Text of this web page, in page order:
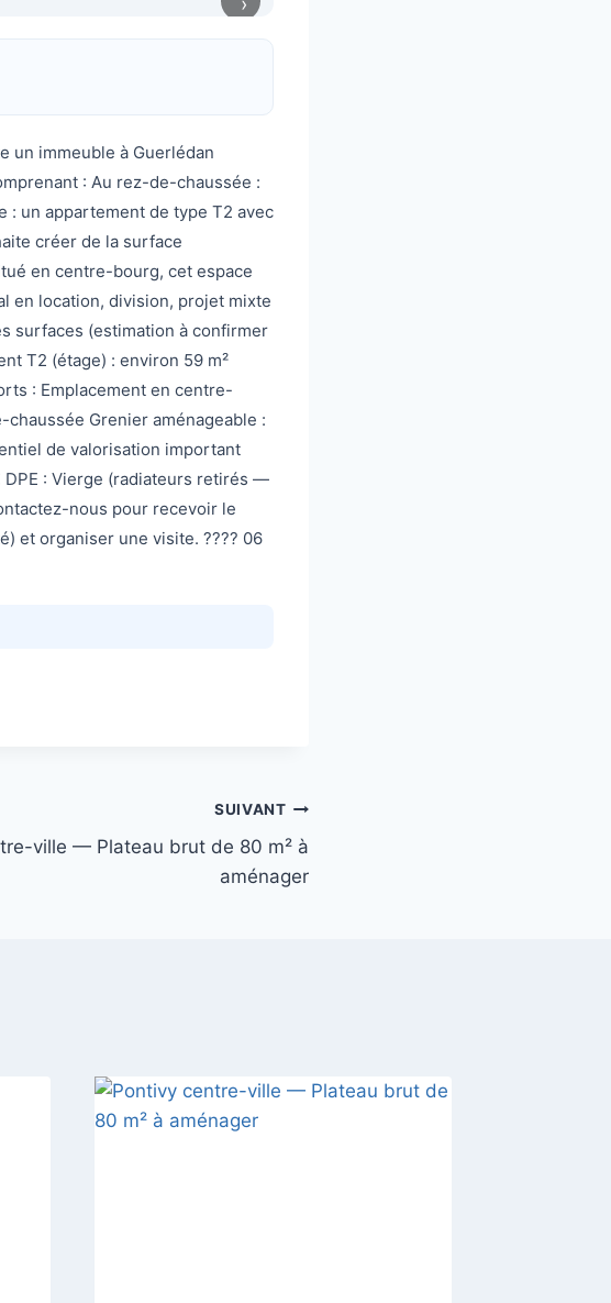
un immeuble à Guerlédan
: Au rez-de-chaussée :
: un appartement de type T2 avec
créer de la surface
en centre-bourg, cet espace
en location, division, projet mixte
surfaces (estimation à confirmer
T2 (étage) : environ 59 m²
: Emplacement en centre-
Grenier aménageable :
de valorisation important
DPE : Vierge (radiateurs retirés —
nous pour recevoir le
et organiser une visite. ???? 06
SUIVANT
ville — Plateau brut de 80 m² à
aménager